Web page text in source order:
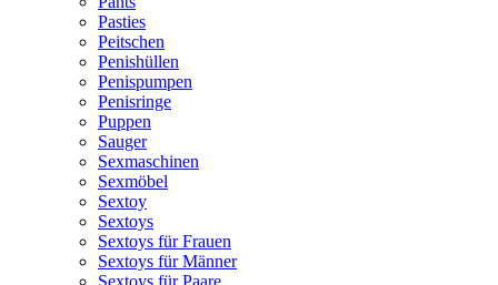
Pasties
Peitschen
Penishüllen
Penispumpen
Penisringe
Puppen
Sauger
Sexmaschinen
Sexmöbel
Sextoy
Sextoys
Sextoys für Frauen
Sextoys für Männer
Sextoys für Paare